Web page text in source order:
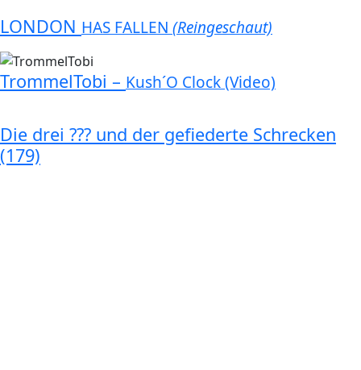
LONDON HAS FALLEN (Reingeschaut)
TrommelTobi – Kush´O Clock (Video)
Die drei ??? und der gefiederte Schrecken
(179)